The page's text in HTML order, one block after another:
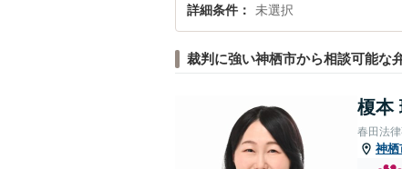
詳細条件 未選択
裁判に強い神栖市から相談可能な
榎本
春田法
神栖